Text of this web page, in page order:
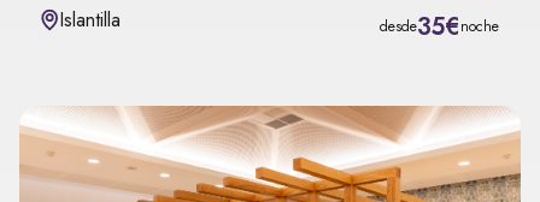
Islantilla desde35€noche